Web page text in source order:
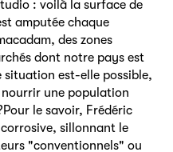
: voilà la surface de
amputée chaque
des zones
dont notre pays est
est-elle possible,
une population
le savoir, Frédéric
sillonnant le
"conventionnels" ou